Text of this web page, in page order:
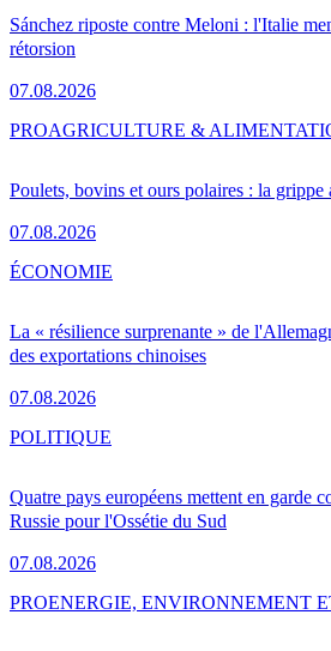
Sánchez riposte contre Meloni : l'Italie
rétorsion
07.08.2026
Poulets, bovins et ours polaires : la grippe
07.08.2026
PROAGRICULTURE &
La « résilience surprenante » de
des exportations chinoises
07.08.2026
ÉCONOMIE
Quatre pays européens mettent en garde
Russie pour l'Ossétie du Sud
07.08.2026
POLITIQUE
PROENERGIE, ENVIRONNEMENT